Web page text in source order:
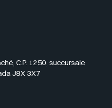
C.P. 1250, succursale
J8X 3X7